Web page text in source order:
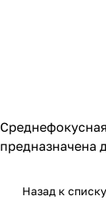
предназначена
Назад к списку